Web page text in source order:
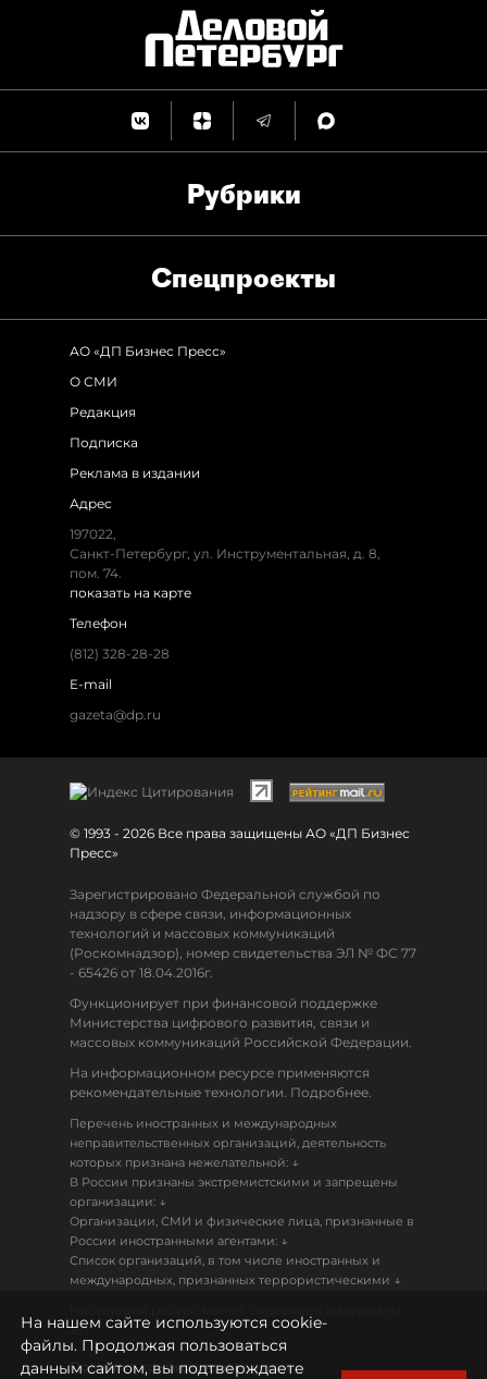
Рубрики
Спец­проекты
АО «ДП Бизнес Пресс»
О СМИ
Редакция
Подписка
Реклама в издании
Адрес
197022,
Санкт-Петербург, ул. Инструментальная, д. 8,
пом. 74.
показать на карте
Телефон
(812) 328-28-28
E-mail
gazeta@dp.ru
© 1993 - 2026 Все права защищены АО «ДП Бизнес
Пресс»
Зарегистрировано Федеральной службой по
надзору в сфере связи, информационных
технологий и массовых коммуникаций
(Роскомнадзор), номер свидетельства ЭЛ № ФС 77
- 65426 от 18.04.2016г.
Функционирует при финансовой поддержке
Министерства цифрового развития, связи и
массовых коммуникаций Российской Федерации.
На информационном ресурсе применяются
рекомендательные технологии. Подробнее.
Перечень иностранных и международных
неправительственных организаций, деятельность
которых признана нежелательной: ↓
В России признаны экстремистскими и запрещены
организации: ↓
Организации, СМИ и физические лица, признанные в
России иностранными агентами: ↓
Список организаций, в том числе иностранных и
международных, признанных террористическими ↓
18+
Политика конфиденциальности
На нашем сайте используются cookie-
файлы. Продолжая пользоваться
данным сайтом, вы подтверждаете